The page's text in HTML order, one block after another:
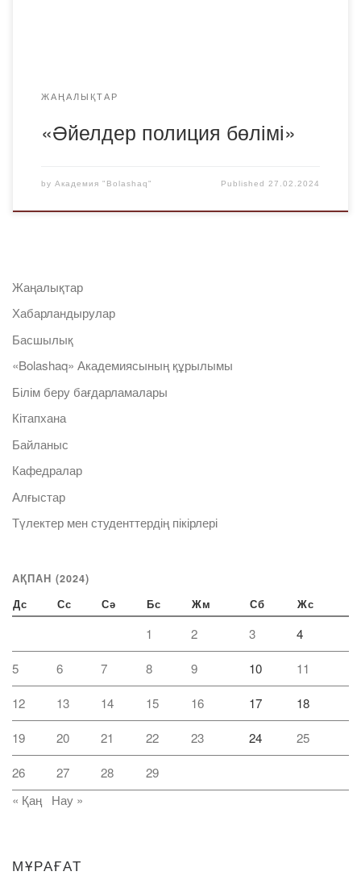
ЖАҢАЛЫҚТАР
«Әйелдер полиция бөлімі»
by Академия "Bolashaq" Published27.02.2024
Жаңалықтар
Хабарландырулар
Басшылық
«Bolashaq» Академиясының құрылымы
Білім беру бағдарламалары
Кітапхана
Байланыс
Кафедралар
Алғыстар
Түлектер мен студенттердің пікірлері
АҚПАН (2024)
Дс Сс Сә Бс Жм Сб Жс
1 2 3 4
5 6 7 8 9 10 11
12 13 14 15 16 17 18
19 20 21 22 23 24 25
26 27 28
29
« Қаң
Нау »
МҰРАҒАТ